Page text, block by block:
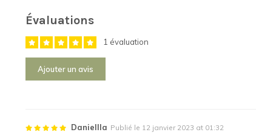
Évaluations
1 évaluation
Ajouter un avis
Daniellla Publié le 12 janvier 2023 at 01:32